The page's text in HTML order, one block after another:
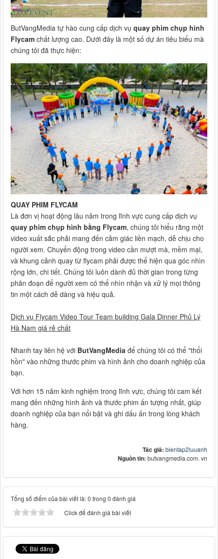
ButVangMedia tự hào cung cấp dịch vụ quay phim chụp hình
Flycam chất lượng cao. Dưới đây là một số dự án tiêu biểu mà
chúng tôi đã thực hiện:
QUAY PHIM FLYCAM
Là đơn vị hoạt động lâu năm trong lĩnh vực cung cấp dịch vụ
quay phim chụp hình bằng Flycam, chúng tôi hiểu rằng một
video xuất sắc phải mang đến cảm giác liền mạch, dễ chịu cho
người xem. Chuyển động trong video cần mượt mà, mềm mại,
và khung cảnh quay từ flycam phải được thể hiện qua góc nhìn
rộng lớn, chi tiết. Chúng tôi luôn dành đủ thời gian trong từng
phân đoạn để người xem có thể nhìn nhận và xử lý mọi thông
tin một cách dễ dàng và hiệu quả.
Dịch vụ Flycam Video Tour Team building Gala Dinner Phủ Lý
Hà Nam giá rẻ chất
Nhanh tay liên hệ với ButVangMedia để chúng tôi có thể "thổi
hồn" vào những thước phim và hình ảnh cho doanh nghiệp của
bạn.
Với hơn 15 năm kinh nghiệm trong lĩnh vực, chúng tôi cam kết
mang đến những hình ảnh và thước phim ấn tượng nhất, giúp
doanh nghiệp của bạn nổi bật và ghi dấu ấn trong lòng khách
hàng.
Tác giả: bientap2luuanh
Nguồn tin: butvangmedia.com. vn
Tổng số điểm của bài viết là: 0 trong 0 đánh giá
Click để đánh giá bài viết